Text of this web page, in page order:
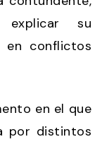
su
en conflictos
en el que
por distintos